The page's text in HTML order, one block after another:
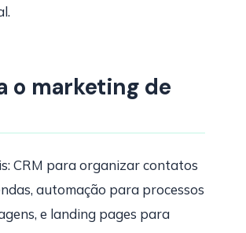
o marketing de
CRM para organizar contatos
automação para processos
e landing pages para